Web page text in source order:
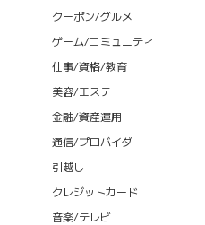
クーポン/グルメ
ゲーム/コミュニティ
仕事/資格/教育
美容/エステ
金融/資産運用
通信/プロバイダ
引越し
クレジットカード
音楽/テレビ